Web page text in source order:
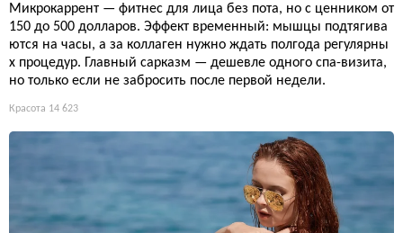
Микрокаррент — фитнес для лица без пота, но с ценником от
150 до 500 долларов. Эффект временный: мышцы подтягива
ются на часы, а за коллаген нужно ждать полгода регулярны
х процедур. Главный сарказм — дешевле одного спа-визита,
но только если не забросить после первой недели.
Красота 14 623